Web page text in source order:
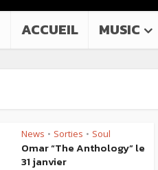
ACCUEIL MUSIC
News • Sorties • Soul
Omar “The Anthology” le
31 janvier